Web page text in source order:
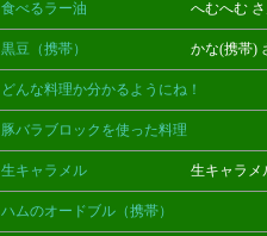
食べるラー油 へむへむ さ
黒豆（携帯） かな(携帯)
どんな料理か分かるようにね！
豚バラブロックを使った料理
生キャラメル 生キャラメル
ハムのオードブル（携帯）